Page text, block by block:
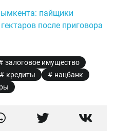
пайщики
после приговора
залоговое имущество
кредиты
нацбанк